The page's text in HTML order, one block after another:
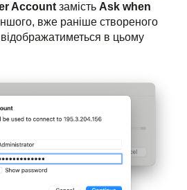
Account замість Ask when
вже раніше створеного
в цьому